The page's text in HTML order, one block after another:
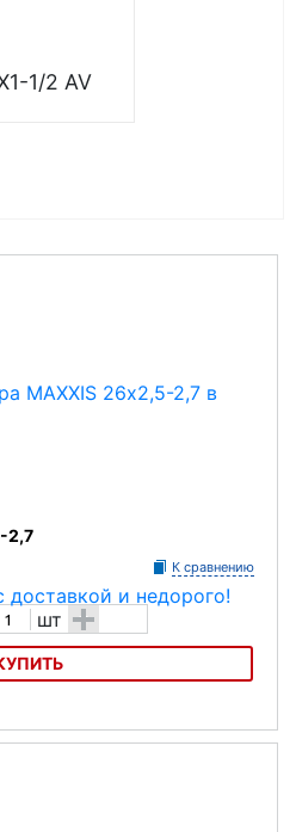
1/2 AV
2,7
К сравнению
шт +